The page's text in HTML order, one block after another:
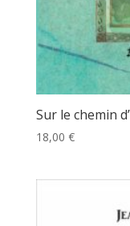
Sur le chemin
18,00 €